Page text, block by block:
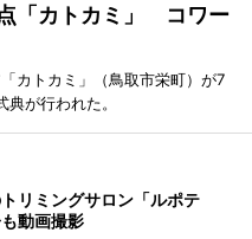
「カトカミ」 コワー
カトカミ」（鳥取市栄町）が7
が行われた。
リミングサロン「ルポテ
動画撮影